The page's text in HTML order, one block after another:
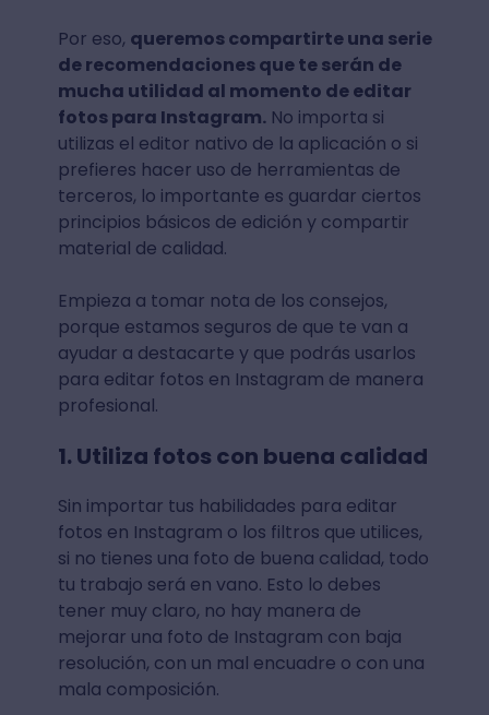
Por eso, queremos compartirte una serie
de recomendaciones que te serán de
mucha utilidad al momento de editar
fotos para Instagram.No importa si
utilizas el editor nativo de la aplicación o si
prefieres hacer uso de herramientas de
terceros, lo importante es guardar ciertos
principios básicos de edición y compartir
material de calidad.
Empieza a tomar nota de los consejos,
porque estamos seguros de que te van a
ayudar a destacarte y que podrás usarlos
para editar fotos en Instagram de manera
profesional.
1. Utiliza fotos con buena calidad
Sin importar tus habilidades para editar
fotos en Instagram o los filtros que utilices,
si no tienes una foto de buena calidad, todo
tu trabajo será en vano. Esto lo debes
tener muy claro, no hay manera de
mejorar una foto de Instagram con baja
resolución, con un mal encuadre o con una
mala composición.